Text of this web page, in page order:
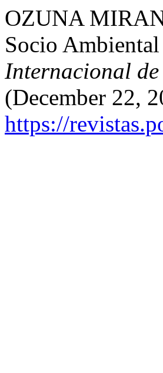
OZUNA
Socio
Internacional
(December 22,
https://